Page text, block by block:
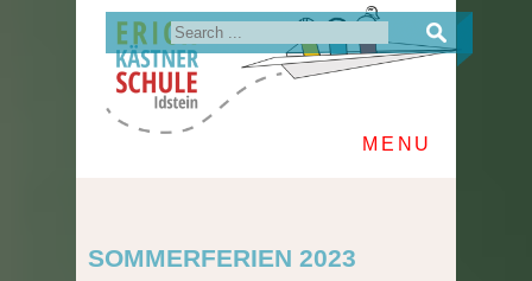
MENU
SOMMERFERIEN 2023